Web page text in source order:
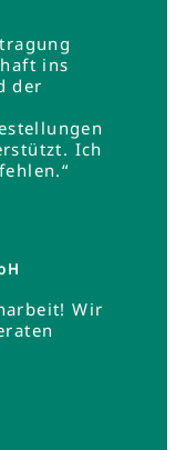
ins
der
Ich
Wir